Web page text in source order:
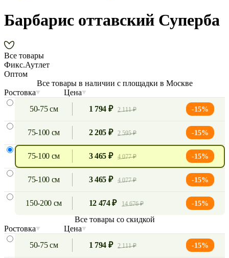
Барбарис оттавский Суперба
Все товары
Фикс.Аутлет
Оптом
Все товары в наличии с площадки в Москве
Ростовка
Цена
50-75 см
1 794 ₽ 2 111 ₽ -15%
75-100 см 2 205 ₽ 2 595 ₽ -15%
75-100 см 3 465 ₽ 4 077 ₽ -15%
75-100 см 3 465 ₽ 4 077 ₽ -15%
150-200 см 12 474 ₽ 14 676 ₽ -15%
Все товары со скидкой
Ростовка
Цена
50-75 см
1 794 ₽ 2 111 ₽ -15%